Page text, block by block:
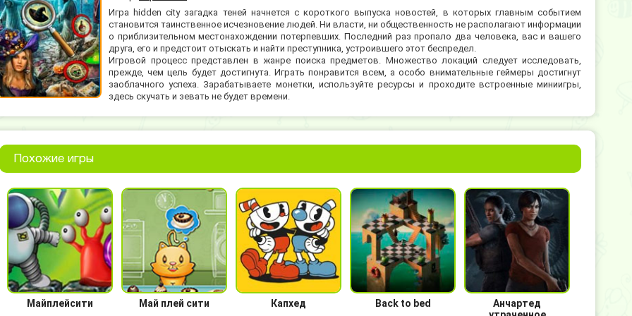
Игра hidden city загадка теней начнется с короткого выпуска новостей, в которых главным событием
становится таинственное исчезновение людей. Ни власти, ни общественность не располагают информации
о приблизительном местонахождении потерпевших. Последний раз пропало два человека, вас и вашего
друга, его и предстоит отыскать и найти преступника, устроившего этот беспредел.
Игровой процесс представлен в жанре поиска предметов. Множество локаций следует исследовать,
прежде, чем цель будет достигнута. Играть понравится всем, а особо внимательные геймеры достигнут
заоблачного успеха. Зарабатываете монетки, используйте ресурсы и проходите встроенные миниигры,
здесь скучать и зевать не будет времени.
Похожие игры
Майплейсити Май плей сити Капхед Back to bed
Анчартед